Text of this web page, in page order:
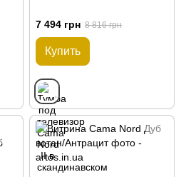
7 494 грн 8 816 грн
Купить